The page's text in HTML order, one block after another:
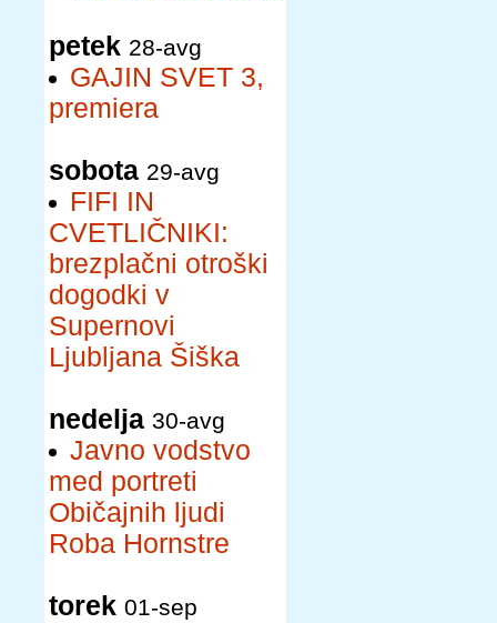
petek 28-avg
GAJIN SVET 3,
premiera
sobota 29-avg
FIFI IN
CVETLIČNIKI:
brezplačni otroški
dogodki v
Supernovi
Ljubljana Šiška
nedelja 30-avg
Javno vodstvo
med portreti
Običajnih ljudi
Roba Hornstre
torek 01-sep